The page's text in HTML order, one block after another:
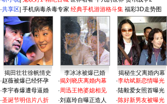
·共享区 手机病毒杀毒专家 经典手机游游格斗集 福彩3D走势图
揭田壮壮徐帆情史 李冰冰被爆已婚
揭秘生父离婚内幕
·赵薇被爆已经怀孕
·李宇春爆遭母逼婚
·圣诞节明信片八折
·揭刘晓庆离婚内幕
·周迅王艳婆媳相见
·刘嘉玲自曝正造人
·李幼斌新恋情曝光
·陆毅爱女照首曝光
·陈好新男友被曝光